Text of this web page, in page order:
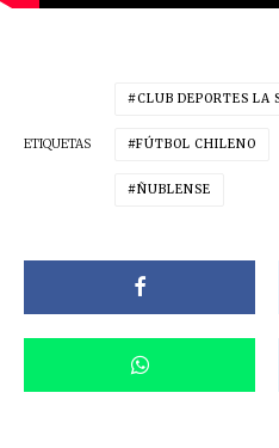
ETIQUETAS
CLUB DEPORTES LA
FÚTBOL CHILENO
ÑUBLENSE